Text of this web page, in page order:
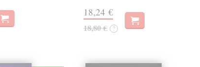
18,24 €
18,80 € ?